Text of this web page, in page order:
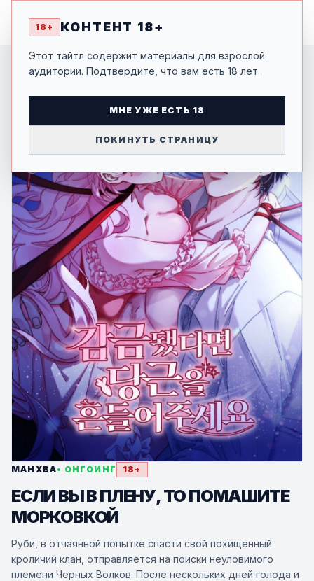
MANGA -SHI
18+ КОНТЕНТ 18+
Этот тайтл содержит материалы для взрослой
аудитории. Подтвердите, что вам есть 18 лет.
МНЕ УЖЕ ЕСТЬ 18
ПОКИНУТЬ СТРАНИЦУ
МАНХВА• ОНГОИНГ 18+
ЕСЛИ ВЫ В ПЛЕНУ, ТО ПОМАШИТЕ
МОРКОВКОЙ
Руби, в отчаянной попытке спасти свой похищенный
кроличий клан, отправляется на поиски неуловимого
племени Черных Волков. После нескольких дней голода и